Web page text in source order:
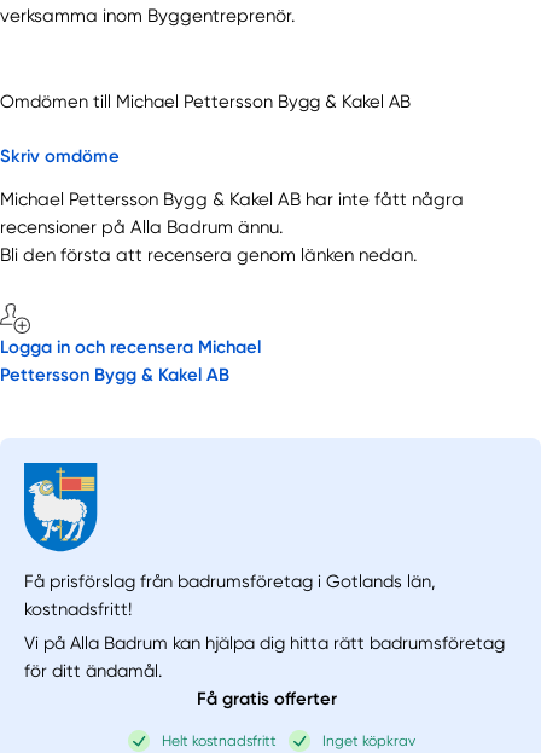
verksamma inom Byggentreprenör.
Omdömen till Michael Pettersson Bygg & Kakel AB
Skriv omdöme
Michael Pettersson Bygg & Kakel AB har inte fått några
recensioner på Alla Badrum ännu.
Bli den första att recensera genom länken nedan.
Logga in och recensera Michael
Pettersson Bygg & Kakel AB
Få prisförslag från badrumsföretag i Gotlands län,
kostnadsfritt!
Vi på Alla Badrum kan hjälpa dig hitta rätt badrumsföretag
för ditt ändamål.
Få gratis offerter
Helt kostnadsfritt Inget köpkrav